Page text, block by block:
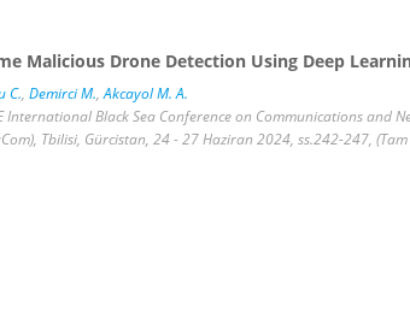
Malicious Drone Detection Using Deep
C., Demirci M.,Akcayol M. A.
International Black Sea Conference on Communications and
Tbilisi, Gürcistan, 24 - 27 Haziran 2024, ss.242-247,